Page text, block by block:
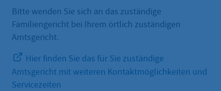
Bitte wenden Sie sich an das zuständige
Familiengericht bei Ihrem örtlich zuständigen
Amtsgericht.
Hier finden Sie das für Sie zuständige
Amtsgericht mit weiteren Kontaktmöglichkeiten und
Servicezeiten